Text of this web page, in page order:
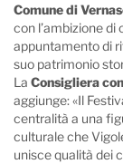
Comune di
con l’ambizione di
appuntamento di
suo patrimonio
La Consigliera
aggiunge: «Il
centralità a una
culturale che
unisce qualità dei